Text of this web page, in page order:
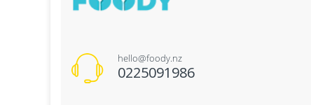
hello@foody.nz
0225091986